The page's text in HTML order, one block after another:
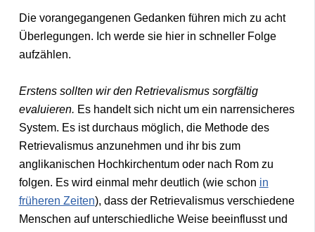
Die vorangegangenen Gedanken führen mich zu acht
Überlegungen. Ich werde sie hier in schneller Folge
aufzählen.
Erstens sollten wir den Retrievalismus sorgfältig
evaluieren. Es handelt sich nicht um ein narrensicheres
System. Es ist durchaus möglich, die Methode des
Retrievalismus anzunehmen und ihr bis zum
anglikanischen Hochkirchentum oder nach Rom zu
folgen. Es wird einmal mehr deutlich (wie schon in
früheren Zeiten), dass der Retrievalismus verschiedene
Menschen auf unterschiedliche Weise beeinflusst und